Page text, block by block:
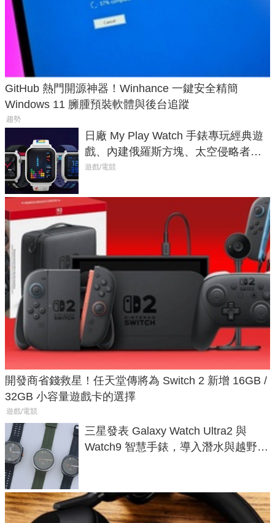
GitHub 熱門開源神器！Winhance 一鍵安全精簡
Windows 11 臃腫預裝軟體與後台追蹤
趨勢
日廠 My Play Watch 手錶專玩經典遊
戲、內建俄羅斯方塊、太空侵略者，
不過竟然不能連手機？
遊戲/電競
開發商省錢救星！任天堂傳將為 Switch 2 新增 16GB /
32GB 小容量遊戲卡的選擇
遊戲/電競
三星發表 Galaxy Watch Ultra2 與
Watch9 智慧手錶，導入潛水與越野跑